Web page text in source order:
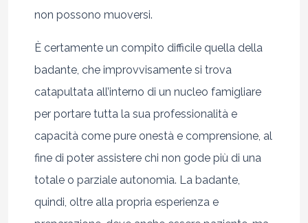
non possono muoversi.
È certamente un compito difficile quella della
badante, che improvvisamente si trova
catapultata all’interno di un nucleo famigliare
per portare tutta la sua professionalità e
capacità come pure onestà e comprensione, al
fine di poter assistere chi non gode più di una
totale o parziale autonomia. La badante,
quindi, oltre alla propria esperienza e